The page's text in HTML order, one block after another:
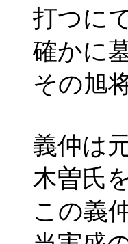
打つに
確かに
その旭
義仲は
木曽氏
この義